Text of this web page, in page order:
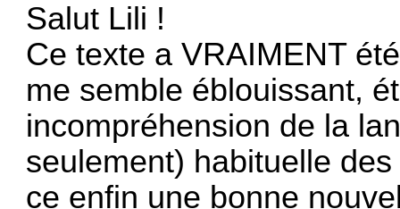
Salut Lili !
Ce texte a VRAIMENT
me semble éblouissant,
incompréhension de la
seulement) habituelle
ce enfin une bonne